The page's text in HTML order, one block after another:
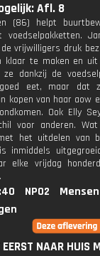
Afl. 8
(86) helpt
vrijwilligers druk
klaar te maken en
dankzij de
eet, maar dat
kopen van haar aow
Ook Elly
voor anderen.
het uitdelen van
inmiddels
elke vrijdag
NPO2
NAAR HUIS